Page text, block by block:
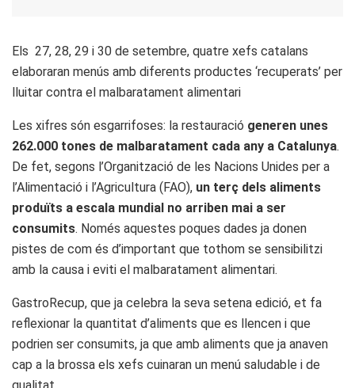
Els 27, 28, 29 i 30 de setembre, quatre xefs catalans
elaboraran menús amb diferents productes ‘recuperats’ per
lluitar contra el malbaratament alimentari
Les xifres són esgarrifoses: la restauració generen unes
262.000 tones de malbaratament cada any a Catalunya.
De fet, segons l’Organització de les Nacions Unides per a
l’Alimentació i l’Agricultura (FAO), un terç dels aliments
produïts a escala mundial no arriben mai a ser
consumits. Només aquestes poques dades ja donen
pistes de com és d’important que tothom se sensibilitzi
amb la causa i eviti el malbaratament alimentari.
GastroRecup, que ja celebra la seva setena edició, et fa
reflexionar la quantitat d’aliments que es llencen i que
podrien ser consumits, ja que amb aliments que ja anaven
cap a la brossa els xefs cuinaran un menú saludable i de